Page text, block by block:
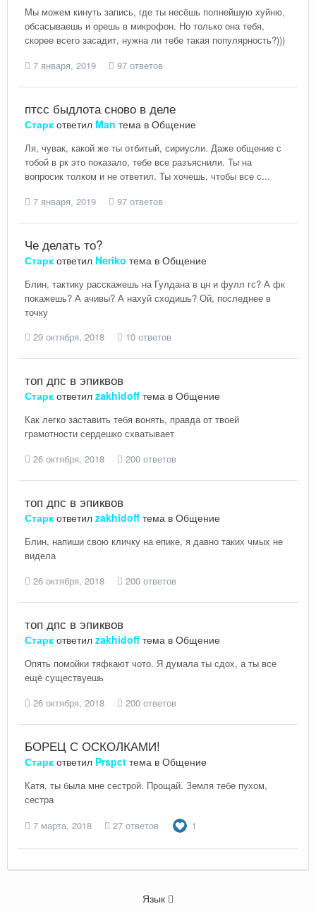
Мы можем кинуть запись, где ты несёшь полнейшую хуйню,
обсасываешь и орешь в микрофон. Но только она тебя,
скорее всего засадит, нужна ли тебе такая популярность?)))
7 января, 2019
97 ответов
птсс быдлота сново в деле
Старк ответил Man тема в Общение
Ля, чувак, какой же ты отбитый, сириусли. Даже общение с
тобой в рк это показало, тебе все разъяснили. Ты на
вопросик толком и не ответил. Ты хочешь, чтобы все с...
7 января, 2019
97 ответов
Че делать то?
Старк ответил Neriko тема в Общение
Блин, тактику расскажешь на Гулдана в цн и фулл гс? А фк
покажешь? А ачивы? А нахуй сходишь? Ой, последнее в
точку
29 октября, 2018
10 ответов
топ дпс в эпиквов
Старк ответил zakhidoff тема в Общение
Как легко заставить тебя вонять, правда от твоей
грамотности сердешко схватывает
26 октября, 2018
200 ответов
топ дпс в эпиквов
Старк ответил zakhidoff тема в Общение
Блин, напиши свою кличку на епике, я давно таких чмых не
видела
26 октября, 2018
200 ответов
топ дпс в эпиквов
Старк ответил zakhidoff тема в Общение
Опять помойки тяфкают чото. Я думала ты сдох, а ты все
ещё существуешь
26 октября, 2018
200 ответов
БОРЕЦ С ОСКОЛКАМИ!
Старк ответил Prspct тема в Общение
Катя, ты была мне сестрой. Прощай. Земля тебе пухом,
сестра
7 марта, 2018
27 ответов 1
Язык